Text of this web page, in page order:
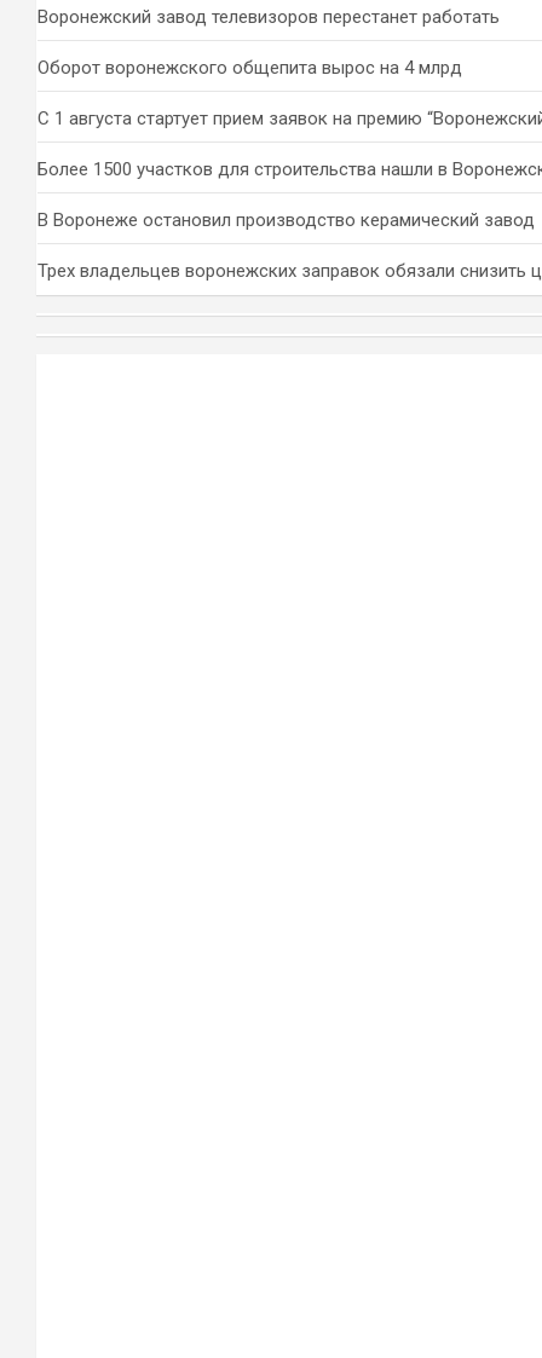
Воронежский завод телевизоров перестанет работать
Оборот воронежского общепита вырос на 4 млрд
С 1 августа стартует прием заявок на премию
Более 1500 участков для строительства нашли в
В Воронеже остановил производство керамический завод
Трех владельцев воронежских заправок обязали снизить